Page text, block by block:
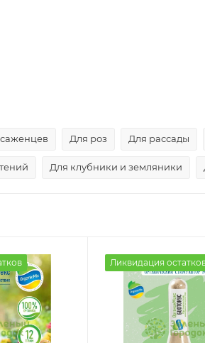
Для роз Для рассады
Для клубники и земляники
Ликвидация